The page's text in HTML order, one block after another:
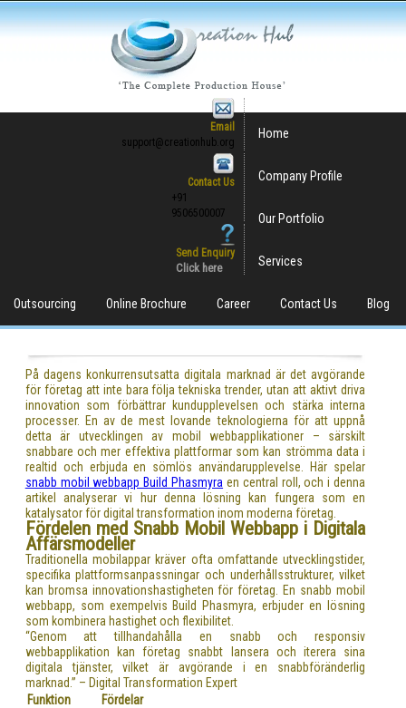
Email
support@creationhub.org
Contact Us
+91
9506500007
Send Enquiry
Click here
Home
Company Profile
Our Portfolio
Services
Outsourcing Online Brochure Career Contact Us Blog
På dagens konkurrensutsatta digitala marknad är det avgörande
för företag att inte bara följa tekniska trender, utan att aktivt driva
innovation som förbättrar kundupplevelsen och stärka interna
processer. En av de mest lovande teknologierna för att uppnå
detta är utvecklingen av mobil webbapplikationer – särskilt
snabbare och mer effektiva plattformar som kan strömma data i
realtid och erbjuda en sömlös användarupplevelse. Här spelar
snabb mobil webbapp Build Phasmyra en central roll, och i denna
artikel analyserar vi hur denna lösning kan fungera som en
katalysator för digital transformation inom moderna företag.
Fördelen med Snabb Mobil Webbapp i Digitala
Affärsmodeller
Traditionella mobilappar kräver ofta omfattande utvecklingstider,
specifika plattformsanpassningar och underhållsstrukturer, vilket
kan bromsa innovationshastigheten för företag. En snabb mobil
webbapp, som exempelvis Build Phasmyra, erbjuder en lösning
som kombinera hastighet och flexibilitet.
“Genom att tillhandahålla en snabb och responsiv
webbapplikation kan företag snabbt lansera och iterera sina
digitala tjänster, vilket är avgörande i en snabbföränderlig
marknad.” – Digital Transformation Expert
Funktion
Fördelar